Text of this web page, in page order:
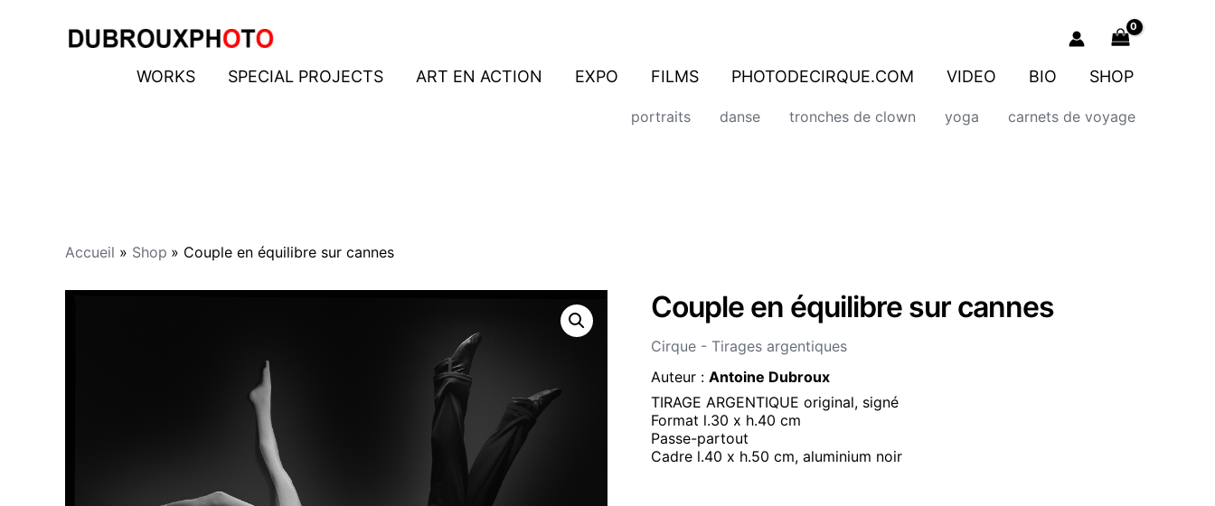
WORKS SPECIAL PROJECTS ART EN ACTION EXPO FILMS PHOTODECIRQUE.COM VIDEO BIO SHOP
portraits danse tronches de clown yoga carnets de voyage
Accueil Shop Couple en équilibre sur cannes
Couple en équilibre sur cannes
Cirque - Tirages argentiques
Auteur : Antoine Dubroux
TIRAGE ARGENTIQUE original, signé
Format l.30 x h.40 cm
Passe-partout
Cadre l.40 x h.50 cm, aluminium noir
quantité
de
en
équilibre
cannes